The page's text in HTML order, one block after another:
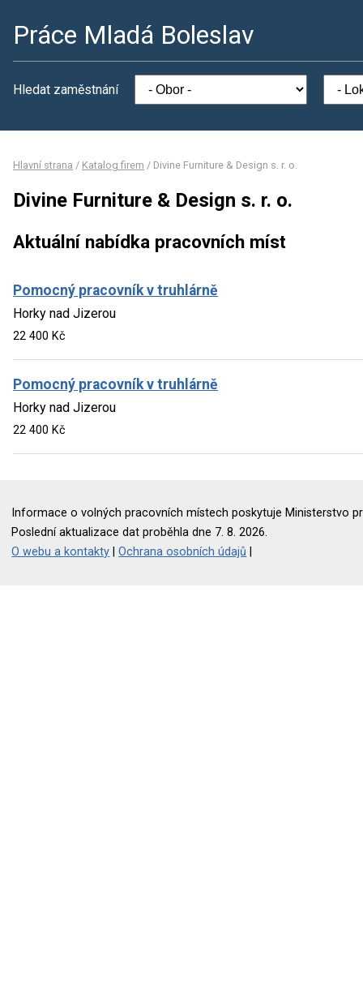
Práce Mladá Boleslav
Hledat zaměstnání
Hlavní strana / Katalog firem / Divine Furniture & Design s. r. o.
Divine Furniture & Design s. r. o.
Aktuální nabídka pracovních míst
Pomocný pracovník v truhlárně
Horky nad Jizerou
22 400 Kč
Pomocný pracovník v truhlárně
Horky nad Jizerou
22 400 Kč
Informace o volných pracovních místech poskytuje Ministerstvo
Poslední aktualizace dat proběhla dne 7. 8. 2026.
O webu a kontakty |Ochrana osobních údajů